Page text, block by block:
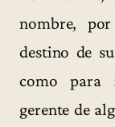
nombre,
destino de
como para
gerente de